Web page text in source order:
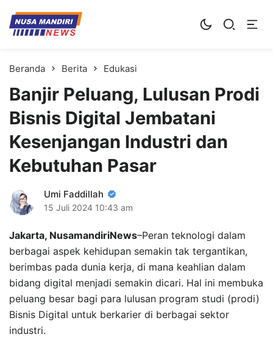
Kampus Digital Bisnis
Universitas Nusa Mandiri
Beranda Berita Edukasi
Banjir Peluang, Lulusan Prodi
Bisnis Digital Jembatani
Kesenjangan Industri dan
Kebutuhan Pasar
Umi Faddillah
15 Juli 2024 10:43 am
Jakarta, NusamandiriNews–Peran teknologi dalam
berbagai aspek kehidupan semakin tak tergantikan,
berimbas pada dunia kerja, di mana keahlian dalam
bidang digital menjadi semakin dicari. Hal ini membuka
peluang besar bagi para lulusan program studi (prodi)
Bisnis Digital untuk berkarier di berbagai sektor
industri.